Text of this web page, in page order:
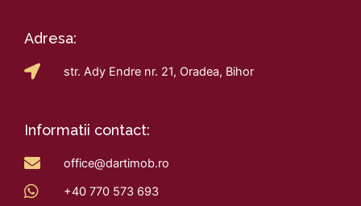
Adresa:
str. Ady Endre nr. 21, Oradea, Bihor
Informatii contact:
office@dartimob.ro
+40 770 573 693